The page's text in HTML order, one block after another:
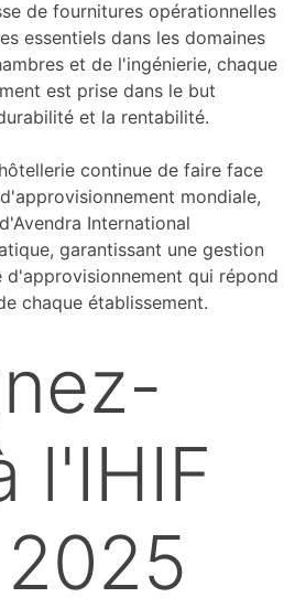
de fournitures opérationnelles
essentiels dans les domaines
et de l'ingénierie, chaque
est prise dans le but
et la rentabilité.
continue de faire face
mondiale,
International
garantissant une gestion
d'approvisionnement qui répond
chaque établissement.
l'IHIF